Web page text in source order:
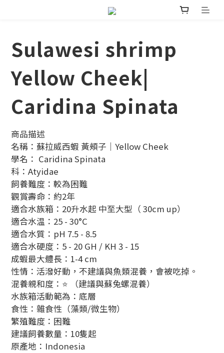
Sulawesi shrimp
Yellow Cheek|
Caridina Spinata
商品描述
名稱：蘇拉威西蝦 黃頰子｜Yellow Cheek
學名： Caridina Spinata
科：Atyidae
飼養難度：較為困難
觀賞壽命：約2年
適合水族箱：20升水起 中至大型（ 30cm up）
適合水温：25 - 30°C
適合水質：pH 7.5 - 8.5
適合水硬度：5 - 20 GH / KH 3 - 15
成蝦最大體長：1-4 cm
性情：活潑好動，不建議與魚類混養，會被吃掉。
混養親和度：⭐ （建議與蘇兔螺混養）
水族箱活動範為：底層
食性：雜食性（藻類/微生物）
繁殖難度：困難
建議飼養數量：10隻起
原產地：Indonesia